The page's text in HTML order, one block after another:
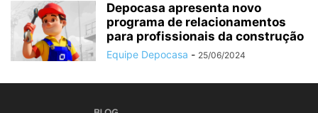
Depocasa apresenta novo
programa de relacionamentos
para profissionais da construção
Equipe Depocasa - 25/06/2024